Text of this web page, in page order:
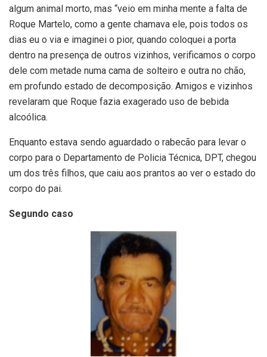
algum animal morto, mas “veio em minha mente a falta de
Roque Martelo, como a gente chamava ele, pois todos os
dias eu o via e imaginei o pior, quando coloquei a porta
dentro na presença de outros vizinhos, verificamos o corpo
dele com metade numa cama de solteiro e outra no chão,
em profundo estado de decomposição. Amigos e vizinhos
revelaram que Roque fazia exagerado uso de bebida
alcoólica.
Enquanto estava sendo aguardado o rabecão para levar o
corpo para o Departamento de Policia Técnica, DPT, chegou
um dos três filhos, que caiu aos prantos ao ver o estado do
corpo do pai.
Segundo caso